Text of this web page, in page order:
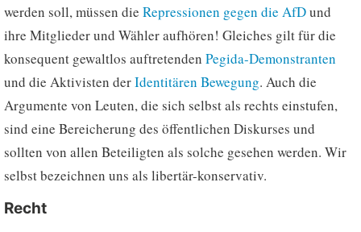
werden soll, müssen dieRepressionen gegen die AfDund
ihre Mitglieder und Wähler aufhören! Gleiches gilt für die
konsequent gewaltlos auftretendenPegida-Demonstranten
und die Aktivisten derIdentitären Bewegung. Auch die
Argumente von Leuten, die sich selbst als rechts einstufen,
sind eine Bereicherung des öffentlichen Diskurses und
sollten von allen Beteiligten als solche gesehen werden. Wir
selbst bezeichnen uns als libertär-konservativ.
Recht